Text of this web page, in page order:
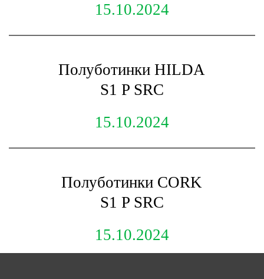
15.10.2024
Полуботинки HILDA
S1 P SRC
15.10.2024
Полуботинки CORK
S1 P SRC
15.10.2024